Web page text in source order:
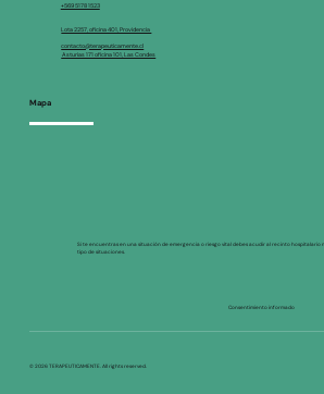
contacto@terapeuticamente.cl
+569 5178 1523
Lota 2257, oficina 401, Providencia
Asturias 171 oficina 101, Las Condes
Mapa
Si te encuentras en una situación de emergencia o riesgo vital debes acudir al recinto
tipo de situaciones.
© 2026 TERAPEUTICAMENTE. All rights reserved.
Consentimiento informado